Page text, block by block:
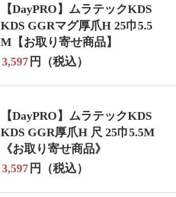
【DayPRO】ムラテックKDS
KDS GGRマグ厚爪H 25巾5.5
M【お取り寄せ商品】
3,597 円（税込）
【DayPRO】ムラテックKDS
KDS GGR厚爪H 尺 25巾5.5M
《お取り寄せ商品》
3,597 円（税込）